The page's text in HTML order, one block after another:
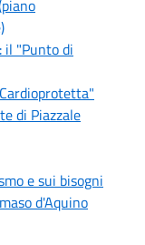
il "Punto di
di Piazzale
e sui bisogni
d'Aquino